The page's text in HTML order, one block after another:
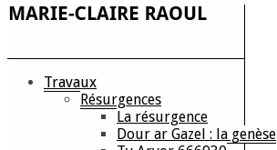
Travaux
Résurgences
La résurgence
Dour ar Gazel : la genèse